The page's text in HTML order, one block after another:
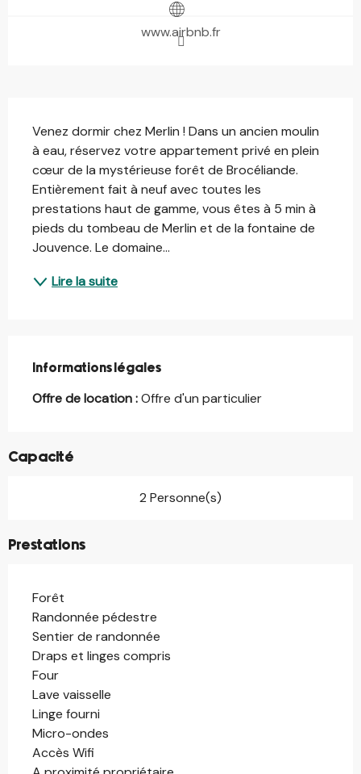
www.airbnb.fr
Venez dormir chez Merlin ! Dans un ancien moulin
à eau, réservez votre appartement privé en plein
cœur de la mystérieuse forêt de Brocéliande.
Entièrement fait à neuf avec toutes les
prestations haut de gamme, vous êtes à 5 min à
pieds du tombeau de Merlin et de la fontaine de
Jouvence. Le domaine...
Lire la suite
Informations légales
Informations légales
Offre de location :Offre d'un particulier
Capacité
2 Personne(s)
Prestations
Forêt
Randonnée pédestre
Sentier de randonnée
Draps et linges compris
Four
Lave vaisselle
Linge fourni
Micro-ondes
Accès Wifi